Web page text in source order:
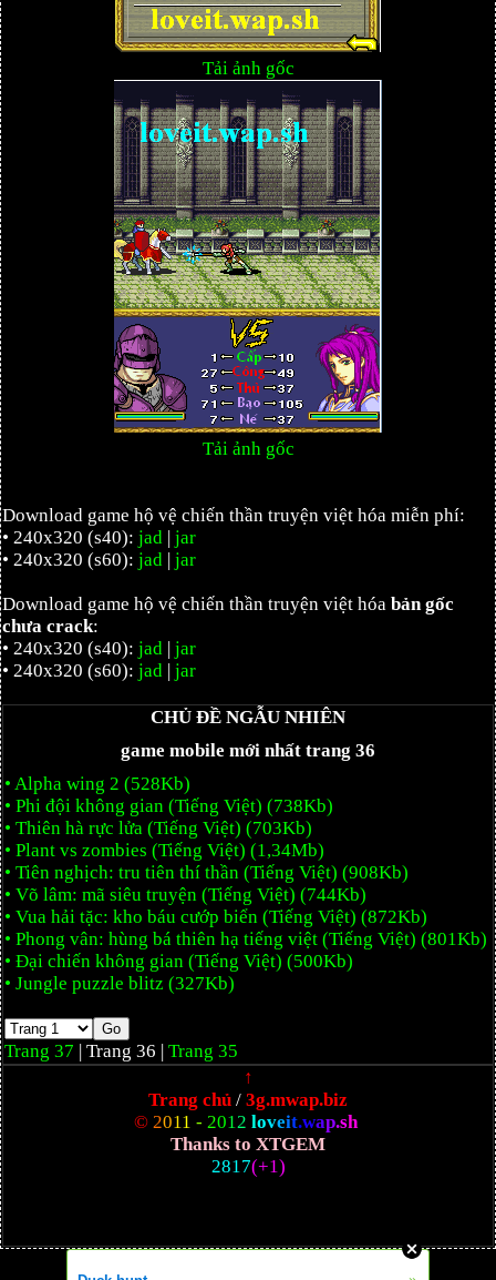
Tải ảnh gốc
Tải ảnh gốc
Download game hộ vệ chiến thần truyện việt hóa miễn phí:
• 240x320 (s40): jad | jar
• 240x320 (s60): jad | jar
Download game hộ vệ chiến thần truyện việt hóa bản gốc
chưa crack:
• 240x320 (s40): jad | jar
• 240x320 (s60): jad | jar
CHỦ ĐỀ NGẪU NHIÊN
game mobile mới nhất trang 36
• Alpha wing 2 (528Kb)
• Phi đội không gian (Tiếng Việt) (738Kb)
• Thiên hà rực lửa (Tiếng Việt) (703Kb)
• Plant vs zombies (Tiếng Việt) (1,34Mb)
• Tiên nghịch: tru tiên thí thần (Tiếng Việt) (908Kb)
• Võ lâm: mã siêu truyện (Tiếng Việt) (744Kb)
• Vua hải tặc: kho báu cướp biển (Tiếng Việt) (872Kb)
• Phong vân: hùng bá thiên hạ tiếng việt (Tiếng Việt) (801Kb)
• Đại chiến không gian (Tiếng Việt) (500Kb)
• Jungle puzzle blitz (327Kb)
Trang 37 | Trang 36 | Trang 35
↑
Trang chủ / 3g.mwap.biz
© 2011 - 2012 loveit.wap.sh
Thanks to XTGEM
2817(+1)